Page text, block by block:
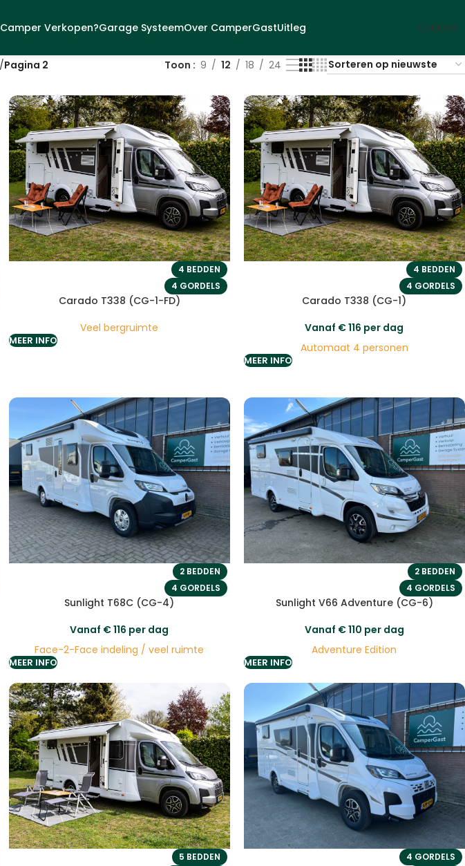
Camper Verkopen?Garage SysteemOver CamperGastUitleg Contact
Pagina 2 Toon 9 12 18 24
4 BEDDEN
4 GORDELS
Carado T338 (CG-1-FD)
Veel bergruimte
MEER INFO
4 BEDDEN
4 GORDELS
Carado T338 (CG-1)
Vanaf €116 per dag
Automaat 4 personen
MEER INFO
2 BEDDEN
4 GORDELS
Sunlight T68C (CG-4)
Vanaf €116 per dag
Face-2-Face indeling / veel ruimte
MEER INFO
2 BEDDEN
4 GORDELS
Sunlight V66 Adventure (CG-6)
Vanaf €110 per dag
Adventure Edition
MEER INFO
5 BEDDEN
4 GORDELS